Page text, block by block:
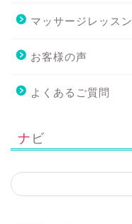
マッサージレッスン
お客様の声
よくあるご質問
ナビ